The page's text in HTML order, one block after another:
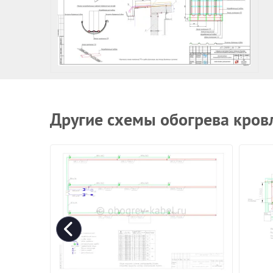
Другие схемы обогрева